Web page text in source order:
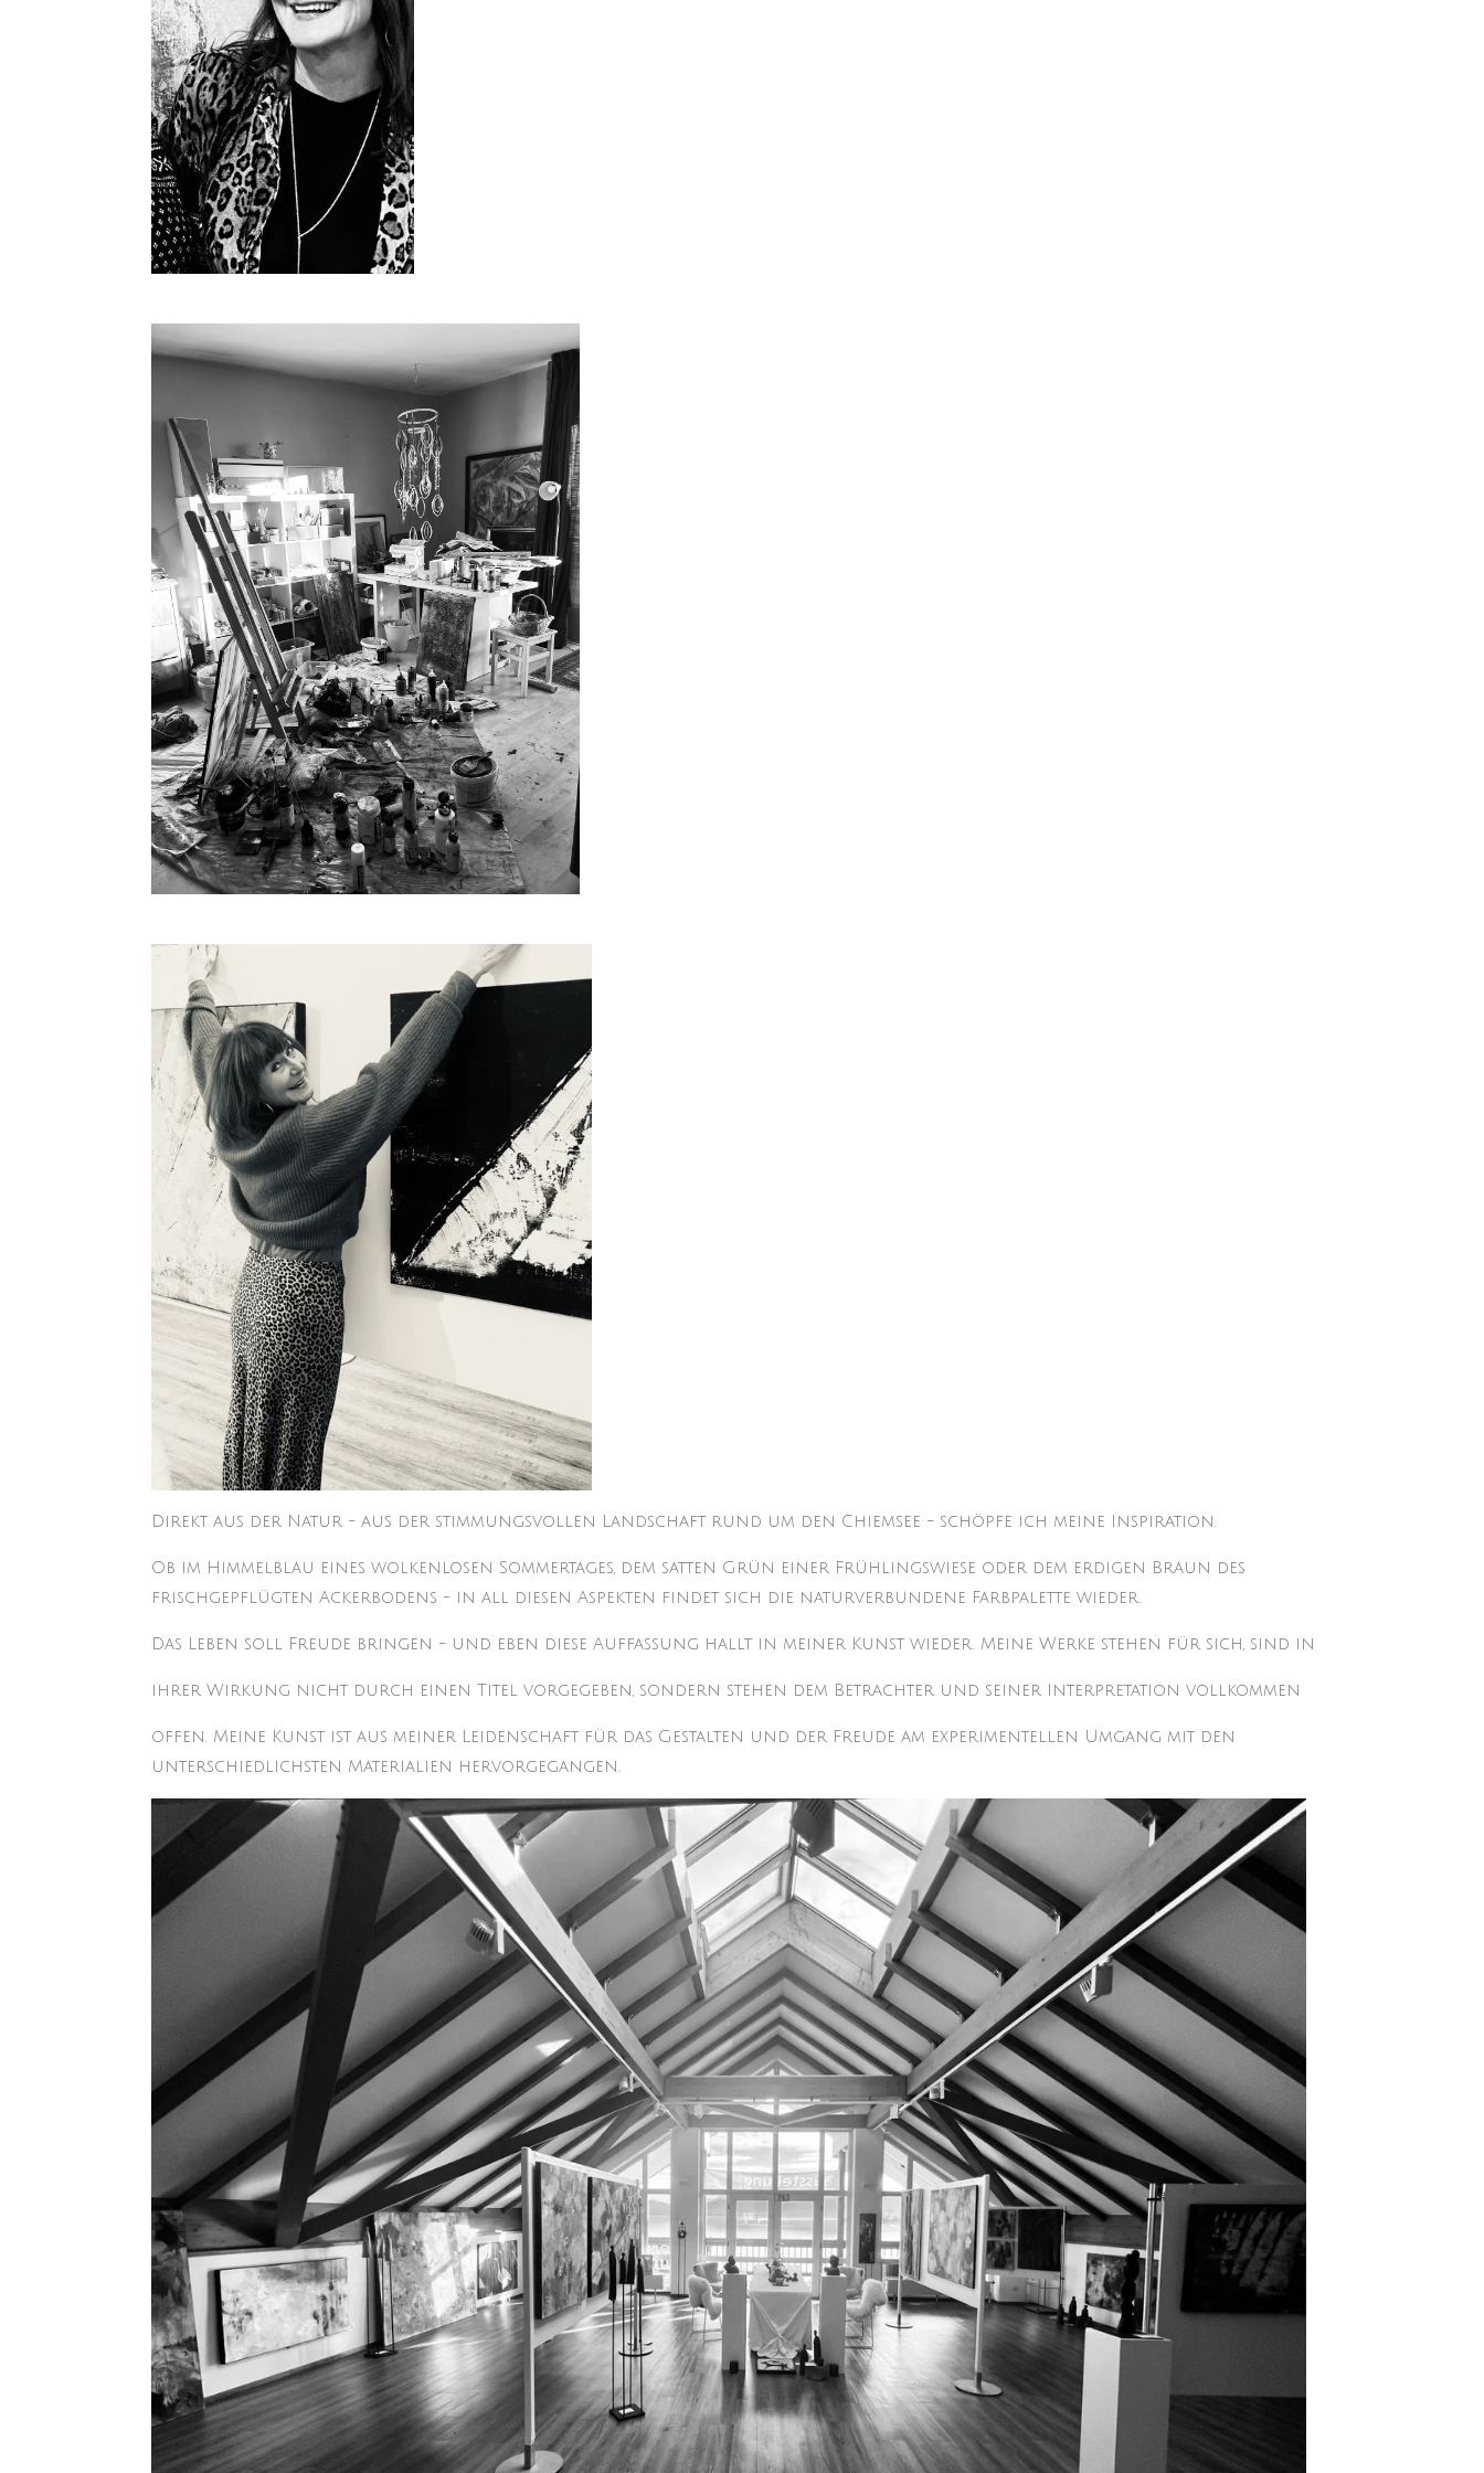
Direkt aus der Natur - aus der stimmungsvollen Landschaft rund um den Chiemsee - schöpfe ich meine Inspiration.
Ob im Himmelblau eines wolkenlosen Sommertages, dem satten Grün einer Frühlingswiese oder dem erdigen Braun des
frischgepflügten Ackerbodens - in all diesen Aspekten findet sich die naturverbundene Farbpalette wieder.
Das Leben soll Freude bringen - und eben diese Auffassung hallt in meiner Kunst wieder. Meine Werke stehen für sich, sind in
ihrer Wirkung nicht durch einen Titel vorgegeben, sondern stehen dem Betrachter und seiner Interpretation vollkommen
offen. Meine Kunst ist aus meiner Leidenschaft für das Gestalten und der Freude am experimentellen Umgang mit den
unterschiedlichsten Materialien hervorgegangen.